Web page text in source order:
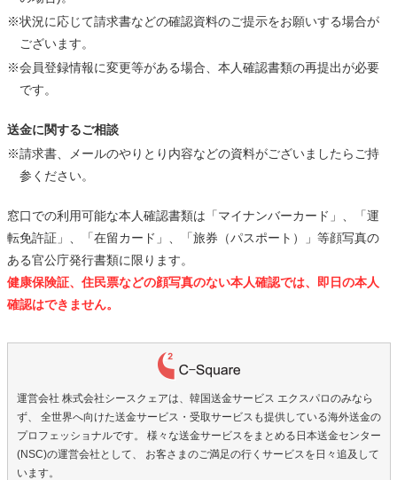
※状況に応じて請求書などの確認資料のご提示をお願いする場合が
ございます。
※会員登録情報に変更等がある場合、本人確認書類の再提出が必要
です。
送金に関するご相談
※請求書、メールのやりとり内容などの資料がございましたらご持
参ください。
窓口での利用可能な本人確認書類は「マイナンバーカード」、「運
転免許証」、「在留カード」、「旅券（パスポート）」等顔写真の
ある官公庁発行書類に限ります。
健康保険証、住民票などの顔写真のない本人確認では、即日の本人
確認はできません。
運営会社 株式会社シースクェアは、韓国送金サービス エクスパロのみなら
ず、 全世界へ向けた送金サービス・受取サービスも提供している海外送金の
プロフェッショナルです。 様々な送金サービスをまとめる日本送金センター
(NSC)の運営会社として、 お客さまのご満足の行くサービスを日々追及して
います。